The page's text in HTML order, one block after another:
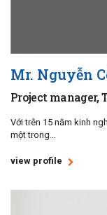
Mr. Nguyễn
Project manager,
Với trên 15 năm kinh
một trong...
view profile